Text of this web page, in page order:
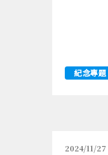
紀念專題
2024/11/27